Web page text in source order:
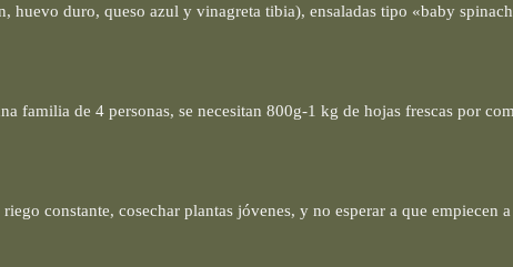
huevo duro, queso azul y vinagreta tibia), ensaladas tipo «baby
familia de 4 personas, se necesitan 800g-1 kg de hojas frescas por
constante, cosechar plantas jóvenes, y no esperar a que empiecen